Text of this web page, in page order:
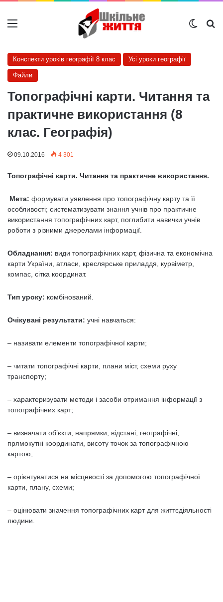
Меню
Конспекти уроків географії 8 клас Усі уроки географії
Файли
Топографічні карти. Читання та
практичне використання (8
клас. Географія)
09.10.2016 4 301
Топографічні карти. Читання та практичне використання.
Мета: формувати уявлення про топографічну карту та її
особливості; систематизувати знання учнів про практичне
використання топографічних карт, поглибити навички учнів
роботи з різними джерелами інформації.
Обладнання: види топографічних карт, фізична та економічна
карти України, атласи, креслярське приладдя, курвіметр,
компас, сітка координат.
Тип уроку: комбінований.
Очікувані результати: учні навчаться:
– називати елементи топографічної карти;
– читати топографічні карти, плани міст, схеми руху
транспорту;
– характеризувати методи і засоби отримання інформації з
топографічних карт;
– визначати об’єкти, напрямки, відстані, географічні,
прямокутні координати, висоту точок за топографічною
картою;
– орієнтуватися на місцевості за допомогою топографічної
карти, плану, схеми;
– оцінювати значення топографічних карт для життєдіяльності
людини.